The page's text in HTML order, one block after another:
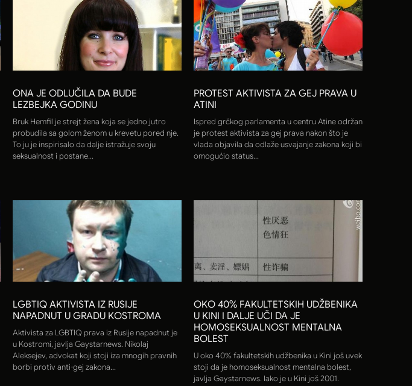
ONA JE ODLUČILA DA BUDE
LEZBEJKA GODINU
Bruk Hemfil je strejt žena koja se jedno jutro
probudila sa golom ženom u krevetu pored nje.
To ju je inspirisalo da dalje istražuje svoju
seksualnost i postane...
PROTEST AKTIVISTA ZA GEJ PRAVA U
ATINI
Ispred grčkog parlamenta u centru Atine održan
je protest aktivista za gej prava nakon što je
vlada objavila da odlaže usvajanje zakona koji bi
omogućio status...
LGBTIQ AKTIVISTA IZ RUSIJE
NAPADNUT U GRADU KOSTROMA
Aktivista za LGBTIQ prava iz Rusije napadnut je
u Kostromi, javlja Gaystarnews. Nikolaj
Aleksejev, advokat koji stoji iza mnogih pravnih
borbi protiv anti-gej zakona...
OKO 40% FAKULTETSKIH UDŽBENIKA
U KINI I DALJE UČI DA JE
HOMOSEKSUALNOST MENTALNA
BOLEST
U oko 40% fakultetskih udžbenika u Kini još uvek
stoji da je homoseksualnost mentalna bolest,
javlja Gaystarnews. Iako je u Kini još 2001.